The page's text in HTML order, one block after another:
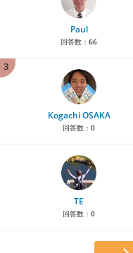
Paul
回答数： 66
3
Kogachi OSAKA
回答数： 0
TE
回答数： 0